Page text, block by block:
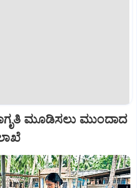
ಮೂಡಿಸಲು ಮುಂದಾದ